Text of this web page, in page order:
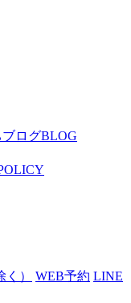
ログBLOG
） WEB予約 LINE